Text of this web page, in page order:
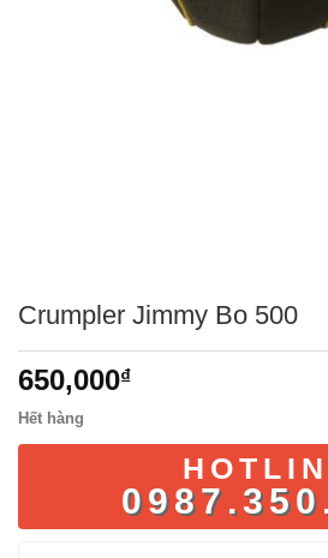
Crumpler Jimmy Bo 500
650,000₫
Hết hàng